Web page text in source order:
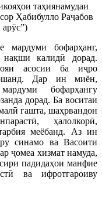
таҳиянамудаи
Ҳабибулло Раҷабов
бофарҳанг,
нақши калидӣ дорад.
асосии ба иҷро
Дар ин миён,
бофарҳангу
дорад. Ба воситаи
гашта, шаҳрвандон
ҳалолкорӣ,
меёбанд. Аз ин
синамо ва Васоити
ҷомеа хизмат намуда,
падидаҳои манфие
ва ифротгароиву